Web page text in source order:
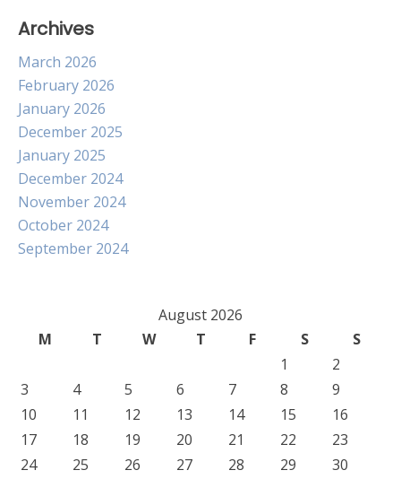
Archives
March 2026
February 2026
January 2026
December 2025
January 2025
December 2024
November 2024
October 2024
September 2024
August 2026
M
T W T F S
S
1
2
3
4 5 6 7 8
9
10
11 12 13 14 15
16
17
18 19 20 21 22
23
24
25 26 27 28 29
30